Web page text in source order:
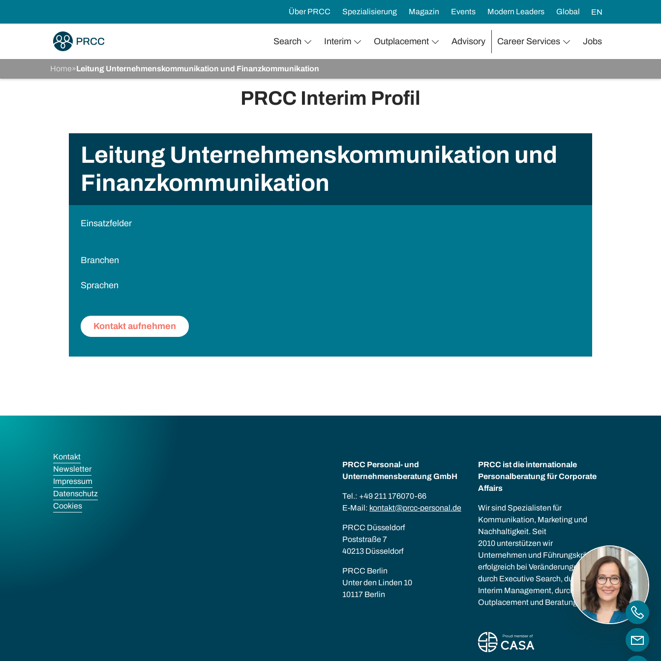
Über PRCC Spezialisierung Magazin Events Modern Leaders Global EN
Search Interim Outplacement Advisory Career Services Jobs
Home»Leitung Unternehmenskommunikation und Finanzkommunikation
PRCC Interim Profil
Leitung Unternehmenskommunikation und
Finanzkommunikation
Einsatzfelder
Branchen
Sprachen
Kontakt aufnehmen
Kontakt
Newsletter
Impressum
Datenschutz
Cookies
PRCC Personal- und
Unternehmens­beratung GmbH
Tel.: +49 211 176070-66
E-Mail: kontakt@prcc-personal.de
PRCC Düsseldorf
Poststraße 7
40213 Düsseldorf
PRCC Berlin
Unter den Linden 10
10117 Berlin
PRCC ist die internationale
Personalberatung für Corporate
Affairs
Wir sind Spezialisten für
Kommunikation, Marketing und
Nachhaltigkeit. Seit
2010 unterstützen wir
Unternehmen und Führungskräfte
erfolgreich bei Veränderungen –
durch Executive Search, durch
Interim Management, durch
Outplacement und Beratung.